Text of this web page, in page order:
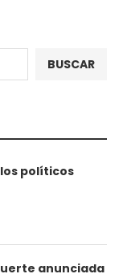
BUSCAR
políticos
anunciada